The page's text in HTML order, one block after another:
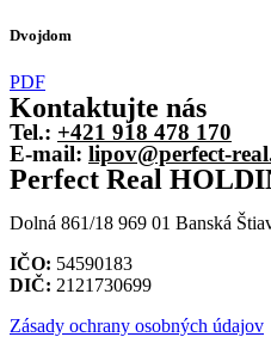
Dvojdom
PDF
Kontaktujte nás
Tel.: +421 918 478 170
E-mail: lipov@perfect-
Perfect Real
Dolná 861/18 969 01 Banská
IČO: 54590183
DIČ: 2121730699
Zásady ochrany osobných údajov